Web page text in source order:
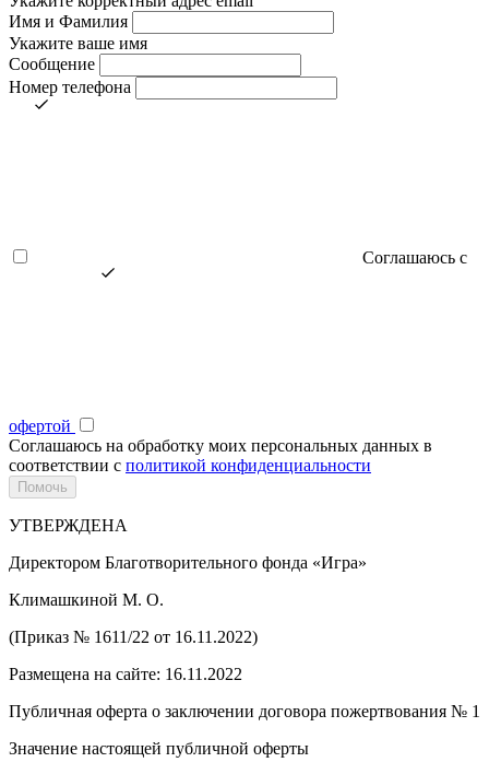
Имя и Фамилия
Укажите ваше имя
Сообщение
Номер телефона
Соглашаюсь с
офертой
Соглашаюсь на обработку моих персональных данных в
соответствии с политикой конфиденциальности
УТВЕРЖДЕНА
Директором Благотворительного фонда «Игра»
Климашкиной М. О.
(Приказ № 1611/22 от 16.11.2022)
Размещена на сайте: 16.11.2022
Публичная оферта о заключении договора пожертвования № 1
Значение настоящей публичной оферты